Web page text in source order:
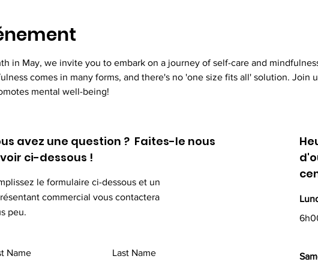
in May, we invite you to embark on a journey of self-care and
comes in many forms, and there's no 'one size fits all' solution. Join
mental well-being!
avez une question ? Faites-le nous
ci-dessous !
le formulaire ci-dessous et un
commercial vous contactera
peu.
Name Last Name